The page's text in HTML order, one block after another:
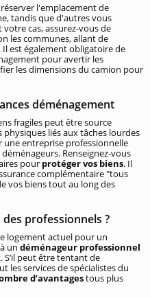
l'emplacement de
tandis que d'autres vous
votre cas, assurez-vous de
les communes, allant de
est également obligatoire de
pour avertir les
les dimensions du camion pour
déménagement
fragiles peut être source
liés aux tâches lourdes
entreprise professionnelle
Renseignez-vous
pour protéger vos biens. Il
complémentaire "tous
vos biens tout au long des
professionnels ?
logement actuel pour un
un déménageur professionnel
peut être tentant de
les services de spécialistes du
d’avantagestous plus